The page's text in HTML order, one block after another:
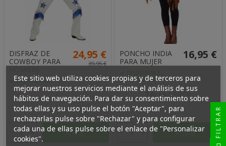
DISFRAZ DE
COWBOY PARA
DISPONIBLE
24,95 €
39,95 €
S
Añadir
PONCHO INDIA
PARA MUJER
ENTREGA EN 24H
16,95 €
TALLA UNICA
Añadir
Este sitio web utiliza cookies propias y de terceros para
mejorar nuestros servicios mediante el análisis de sus
hábitos de navegación. Para dar su consentimiento sobre
todas ellas y su uso pulse el botón "Aceptar", para
rechazarlas pulse sobre "Rechazar" y para configurar
cada una de ellas pulse sobre el enlace de "Personalizar
cookies".
FILTRAR